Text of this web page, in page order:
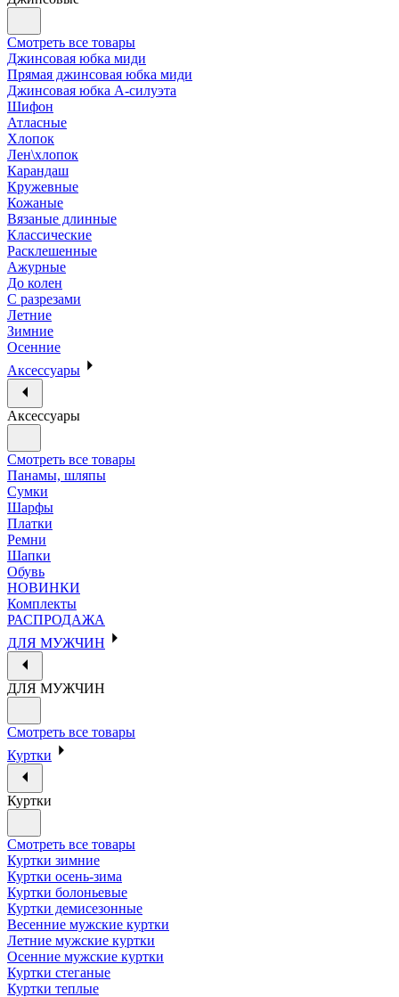
Смотреть все товары
Джинсовая юбка миди
Прямая джинсовая юбка миди
Джинсовая юбка А-силуэта
Шифон
Атласные
Хлопок
Лен\хлопок
Карандаш
Кружевные
Кожаные
Вязаные длинные
Классические
Расклешенные
Ажурные
До колен
С разрезами
Летние
Зимние
Осенние
Аксессуары
Аксессуары
Смотреть все товары
Панамы, шляпы
Сумки
Шарфы
Платки
Ремни
Шапки
Обувь
НОВИНКИ
Комплекты
РАСПРОДАЖА
ДЛЯ МУЖЧИН
ДЛЯ МУЖЧИН
Смотреть все товары
Куртки
Куртки
Смотреть все товары
Куртки зимние
Куртки осень-зима
Куртки болоньевые
Куртки демисезонные
Весенние мужские куртки
Летние мужские куртки
Осенние мужские куртки
Куртки стеганые
Куртки теплые